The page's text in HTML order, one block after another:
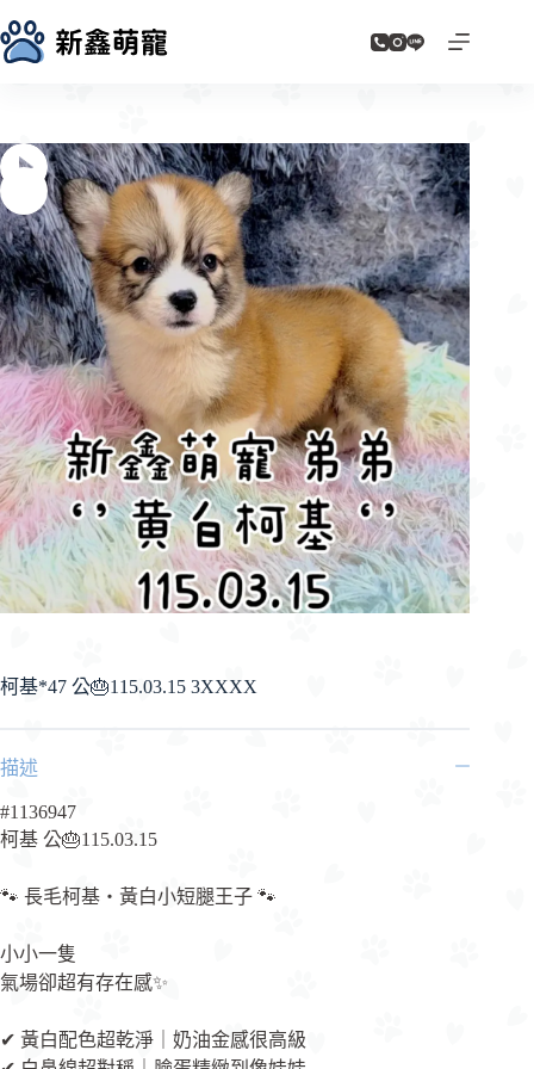
至
容
柯基*47 公🎂115.03.15 3XXXX
描述
#1136947
柯基 公🎂115.03.15
🐾 長毛柯基・黃白小短腿王子 🐾
小小一隻
氣場卻超有存在感✨
✔ 黃白配色超乾淨｜奶油金感很高級